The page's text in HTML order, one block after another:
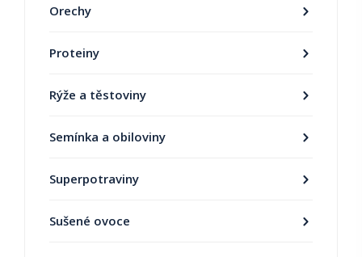
Orechy
Proteiny
Rýže a těstoviny
Semínka a obiloviny
Superpotraviny
Sušené ovoce